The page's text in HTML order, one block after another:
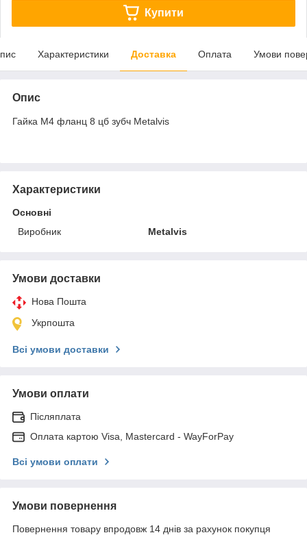
Купити
Характеристики Доставка Оплата Умови
Опис
Гайка М4 фланц 8 цб зубч Metalvis
Характеристики
Основні
Виробник
Metalvis
Умови доставки
Нова Пошта
Укрпошта
Всі умови доставки
Умови оплати
Післяплата
Оплата картою Visa, Mastercard - WayForPay
Всі умови оплати
Умови повернення
Повернення товару впродовж 14 днів за рахунок покупця